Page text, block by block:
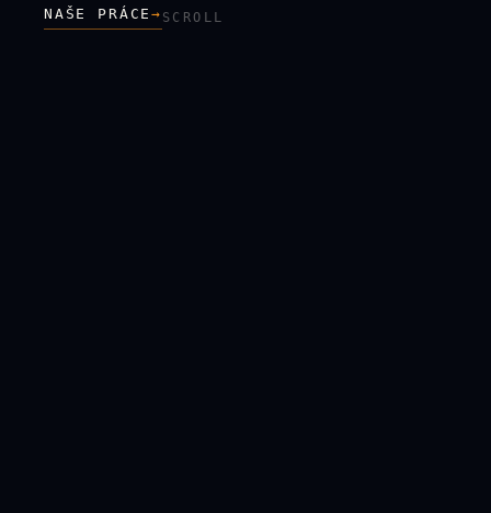
NAŠE PRÁCE→ SCROLL